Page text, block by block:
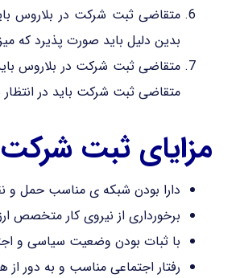
متقاضی ثبت شرکت در بلاروس
بدین دلیل باید صورت پذیرد که
متقاضی ثبت شرکت در بلاروس
متقاضی ثبت شرکت باید در
مزایای ثبت
دارا بودن شبکه ی مناسب حمل و
برخورداری از نیروی کار متخصص
با ثبات بودن وضعیت سیاسی و
رفتار اجتماعی مناسب و به دور از